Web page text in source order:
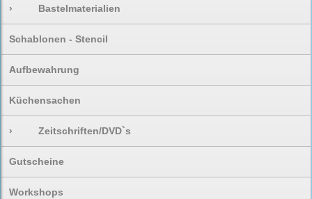
› Bastelmaterialien
Schablonen - Stencil
Aufbewahrung
Küchensachen
› Zeitschriften/DVD`s
Gutscheine
Workshops